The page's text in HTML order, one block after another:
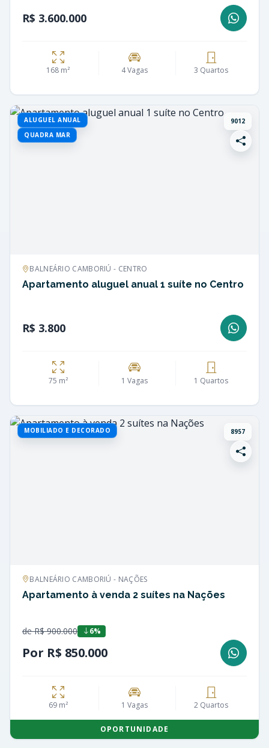
R$ 3.600.000
168 m² 4 Vagas 3 Quartos
ALUGUEL ANUAL
QUADRA MAR
9012
BALNEÁRIO CAMBORIÚ - CENTRO
Apartamento aluguel anual 1 suíte no Centro
R$ 3.800
75 m² 1 Vagas 1 Quartos
MOBILIADO E DECORADO 8957
BALNEÁRIO CAMBORIÚ - NAÇÕES
Apartamento à venda 2 suítes na Nações
de R$ 900.000 6%
Por R$ 850.000
69 m² 1 Vagas 2 Quartos
OPORTUNIDADE